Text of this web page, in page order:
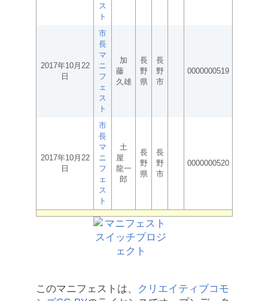
ス
ト
2017年10月22
日
市
長
マ
ニ
フ
ェ
ス
ト
加
藤
久雄
長
野
県
長
野
市
0000000519
2017年10月22
日
市
長
マ
ニ
フ
ェ
ス
ト
土
屋
龍一
郎
長
野
県
長
野
市
0000000520
このマニフェストは、
クリエイティブコモ